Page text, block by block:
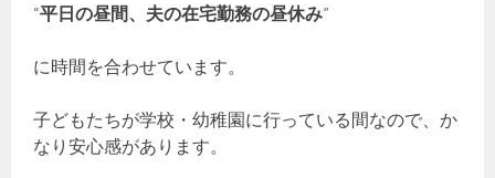
“平日の昼間、夫の在宅勤務の昼休み”
に時間を合わせています。
子どもたちが学校・幼稚園に行っている間なので、か
なり安心感があります。